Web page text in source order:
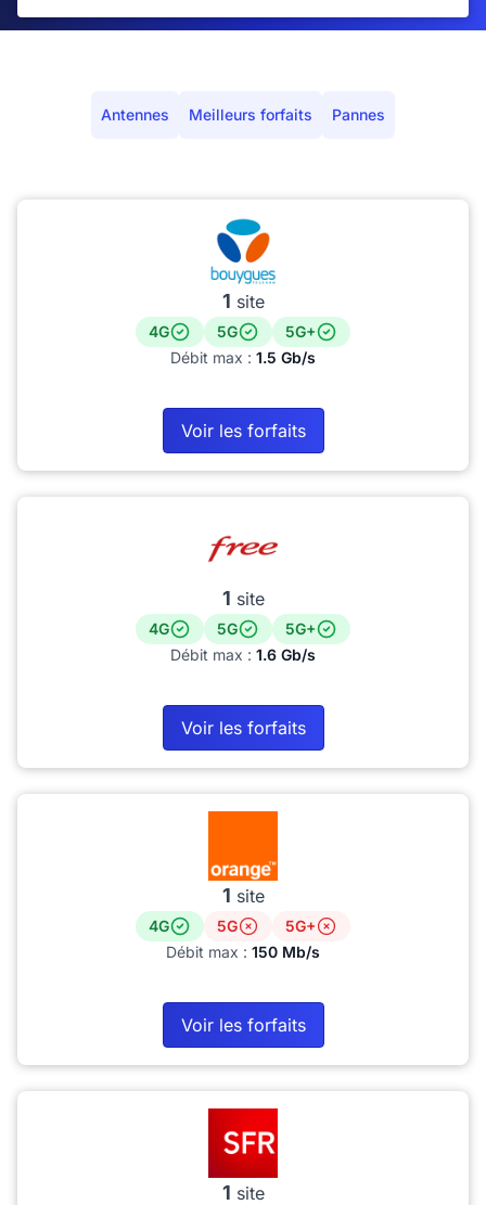
Antennes Meilleurs forfaits Pannes
1 site
4G 5G
5G+
Débit max : 1.5 Gb/s
Voir les forfaits
1 site
4G 5G
5G+
Débit max : 1.6 Gb/s
Voir les forfaits
1 site
4G 5G
5G+
Débit max : 150 Mb/s
Voir les forfaits
1 site